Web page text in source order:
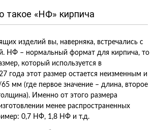
такое «НФ» кирпича
изделий вы, наверняка, встречались с
НФ – нормальный формат для кирпича, то
который используется в
года этот размер остается неизменным и
мм (где первое значение – длина, второе
Именно от этого размера
менее распространенных
0,7 НФ, 1,8 НФ и т.д.